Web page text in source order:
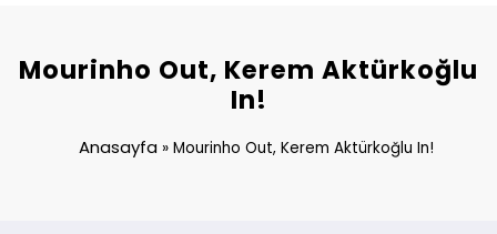
Mourinho Out, Kerem Aktürkoğlu
In!
Anasayfa» Mourinho Out, Kerem Aktürkoğlu In!